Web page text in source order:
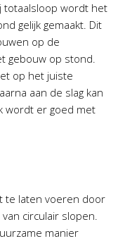
totaalsloop wordt het
gelijk gemaakt. Dit
op de
gebouw op stond.
op het juiste
aan de slag kan
wordt er goed met
te laten voeren door
circulair slopen.
manier